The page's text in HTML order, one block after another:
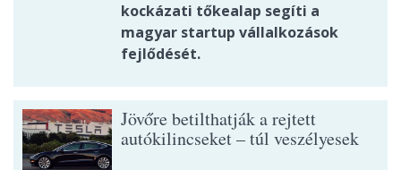
kockázati tőkealap segíti a
magyar startup vállalkozások
fejlődését.
Jövőre betilthatják a rejtett
autókilincseket – túl veszélyesek